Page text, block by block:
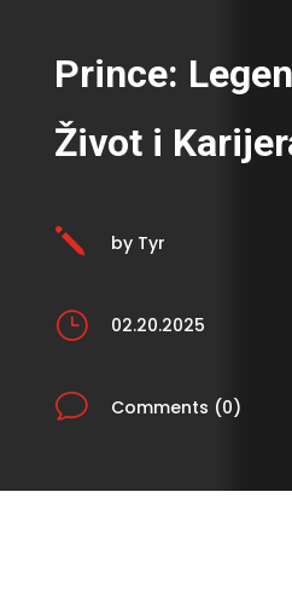
Prince:
Život i
j by Tyr
} 02.20.2025
v Comments (0)